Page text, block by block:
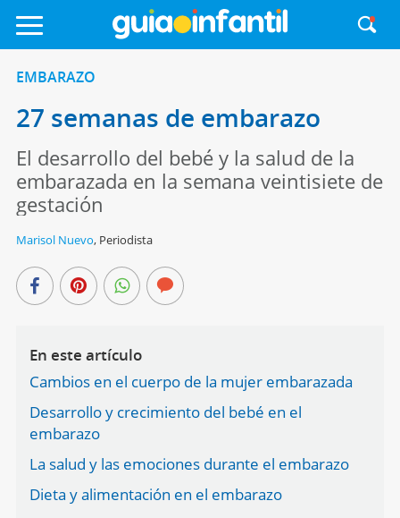
EMBARAZO
27 semanas de embarazo
El desarrollo del bebé y la salud de la
embarazada en la semana veintisiete de
gestación
Marisol Nuevo, Periodista
En este artículo
Cambios en el cuerpo de la mujer embarazada
Desarrollo y crecimiento del bebé en el
embarazo
La salud y las emociones durante el embarazo
Dieta y alimentación en el embarazo